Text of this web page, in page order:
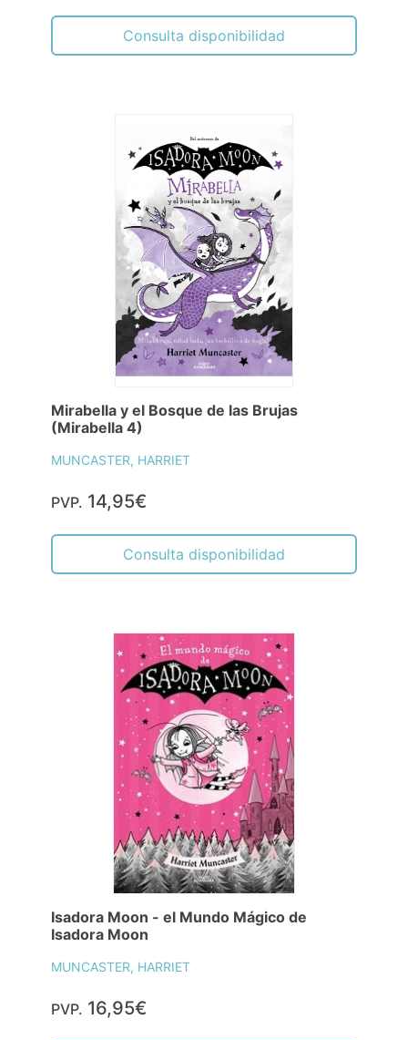
Consulta disponibilidad
Mirabella y el Bosque de las Brujas
(Mirabella 4)
MUNCASTER, HARRIET
PVP. 14,95€
Consulta disponibilidad
Isadora Moon - el Mundo Mágico de
Isadora Moon
MUNCASTER, HARRIET
PVP. 16,95€